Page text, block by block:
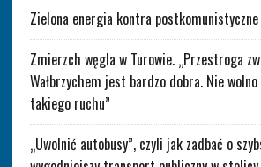
Zielona energia kontra
Zmierzch węgla w Turowie. „Przestroga
Wałbrzychem jest bardzo dobra. Nie
takiego ruchu”
„Uwolnić autobusy”, czyli jak zadbać o